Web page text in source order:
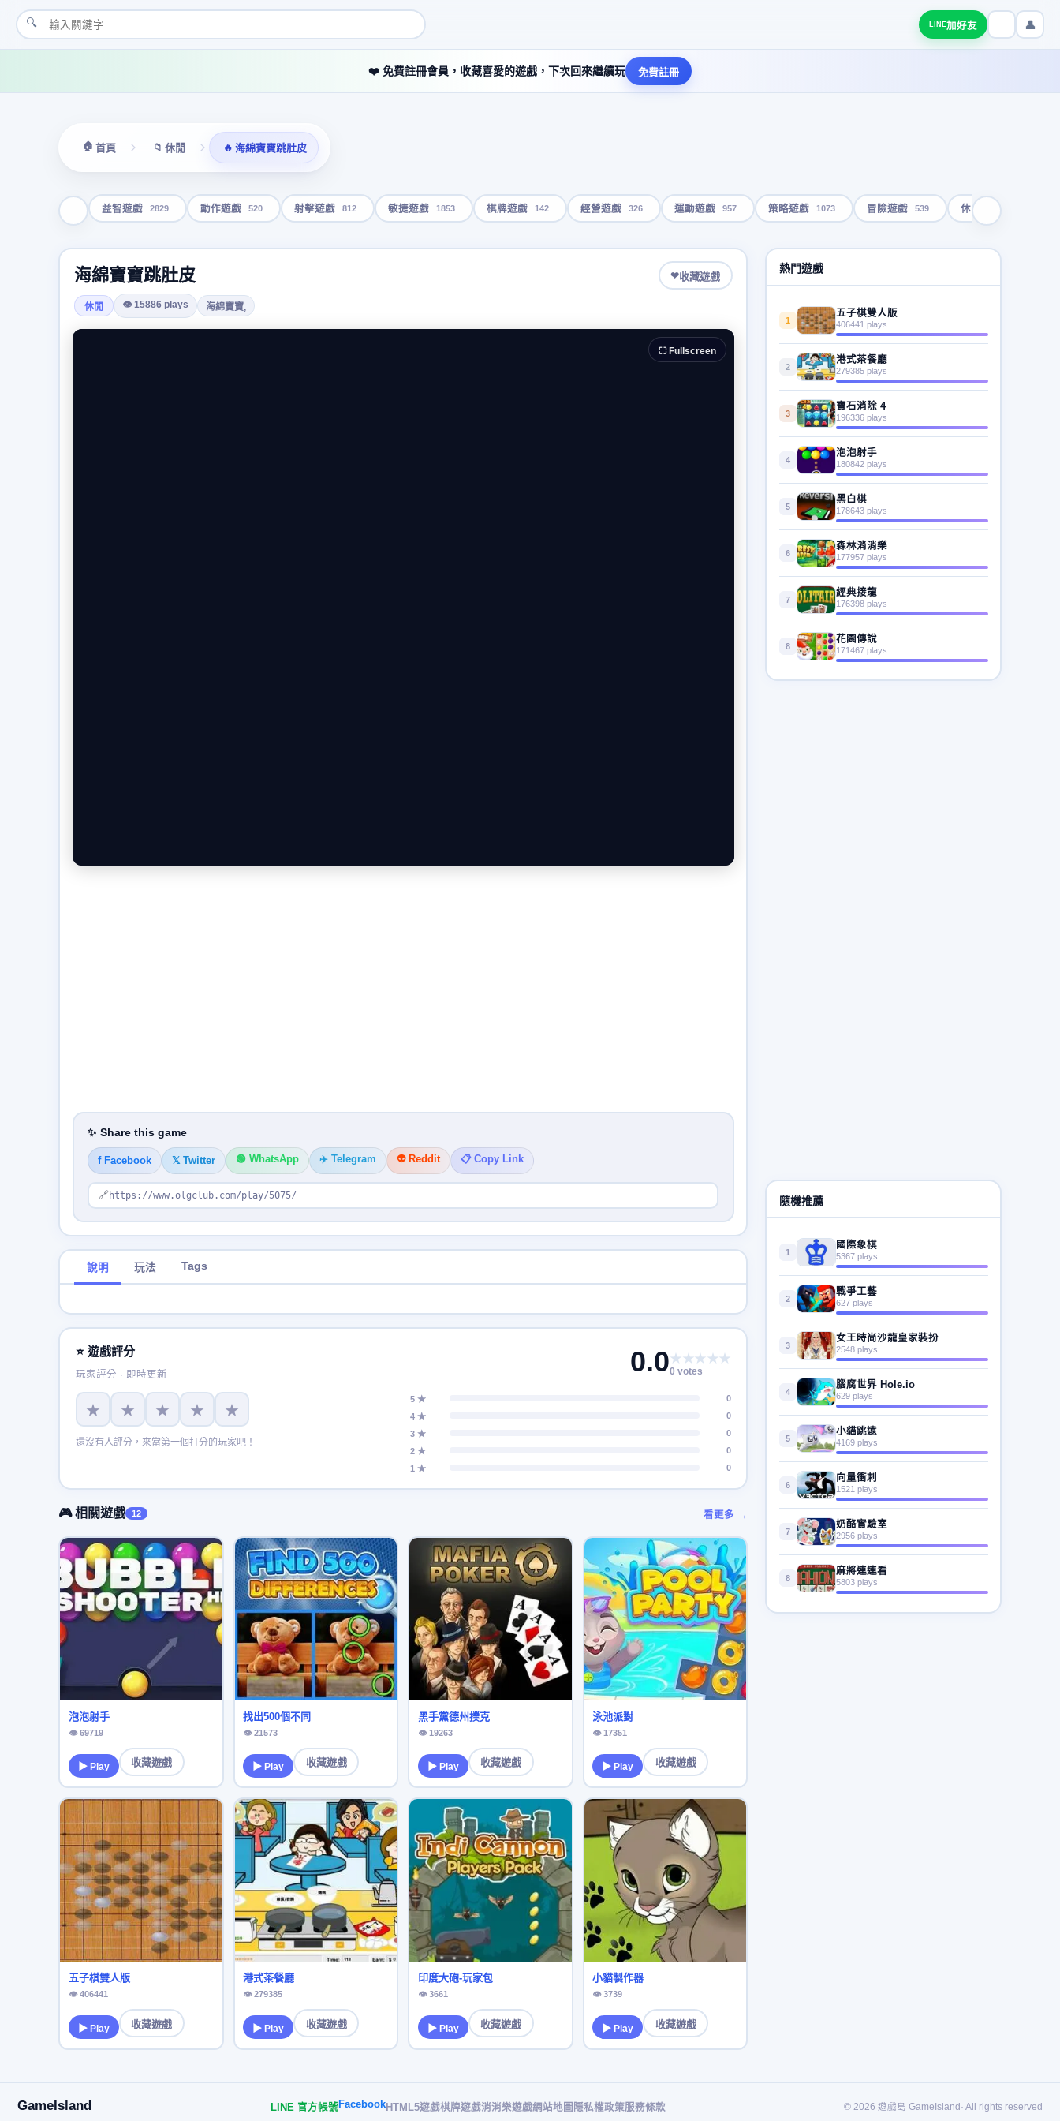
🔍 LINE加好友 👤
❤️ 免費註冊會員，收藏喜愛的遊戲，下次回來繼續玩 免費註冊
🏠 首頁 📁 休閒 🔥 海綿寶寶跳肚皮
益智遊戲 2829 動作遊戲 520 射擊遊戲 812 敏捷遊戲 1853 棋牌遊戲 142 經營遊戲 326 運動遊戲 957 策略遊戲 1073 冒險遊戲 539 休閒遊戲
海綿寶寶跳肚皮 ❤收藏遊戲
休閒 👁 15886 plays 海綿寶寶,
⛶ Fullscreen
✨ Share this game
f Facebook 𝕏 Twitter 🟢 WhatsApp ✈️ Telegram 👽 Reddit 📋 Copy Link
🔗 https://www.olgclub.com/play/5075/
說明 玩法 Tags
⭐ 遊戲評分
玩家評分 · 即時更新 0.0★★★★★
0 votes
★ ★ ★ ★ ★
還沒有人評分，來當第一個打分的玩家吧！
5 ★
0
4 ★
0
3 ★
0
2 ★
0
1 ★
0
🎮 相關遊戲 12 看更多 →
泡泡射手
👁 69719
▶ Play 收藏遊戲
找出500個不同
👁 21573
▶ Play 收藏遊戲
黑手黨德州撲克
👁 19263
▶ Play 收藏遊戲
泳池派對
👁 17351
▶ Play 收藏遊戲
五子棋雙人版
👁 406441
▶ Play 收藏遊戲
港式茶餐廳
👁 279385
▶ Play 收藏遊戲
印度大砲-玩家包
👁 3661
▶ Play 收藏遊戲
小貓製作器
👁 3739
▶ Play 收藏遊戲
熱門遊戲
1
五子棋雙人版
406441 plays
2
港式茶餐廳
279385 plays
3
寶石消除 4
196336 plays
4
泡泡射手
180842 plays
5
黑白棋
178643 plays
6
森林消消樂
177957 plays
7
經典接龍
176398 plays
8
花園傳說
171467 plays
隨機推薦
1
國際象棋
5367 plays
2
戰爭工藝
627 plays
3
女王時尚沙龍皇家裝扮
2548 plays
4
腦腐世界 Hole.io
629 plays
5
小貓跳遠
4169 plays
6
向量衝刺
1521 plays
7
奶酪實驗室
2956 plays
8
麻將連連看
5803 plays
GameIsland LINE 官方帳號FacebookHTML5遊戲棋牌遊戲消消樂遊戲網站地圖 隱私權政策服務條款 © 2026 遊戲島 GameIsland· All rights reserved